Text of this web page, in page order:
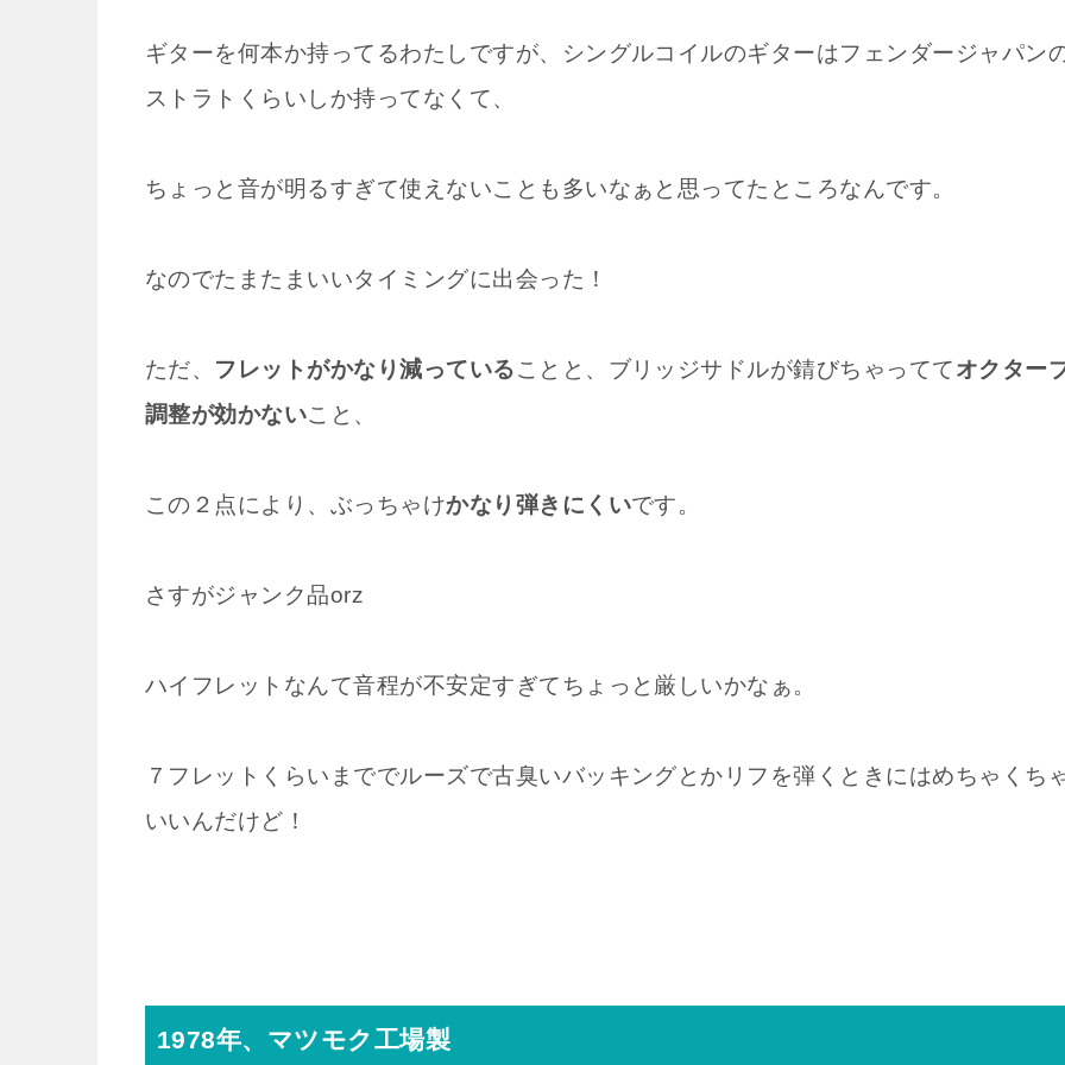
ギターを何本か持ってるわたしですが、シングルコイルのギターはフェンダージャパン
ストラトくらいしか持ってなくて、
ちょっと音が明るすぎて使えないことも多いなぁと思ってたところなんです。
なのでたまたまいいタイミングに出会った！
ただ、 フレットがかなり減っていることと、ブリッジサドルが錆びちゃっててオクター
調整が効かないこと、
この２点により、ぶっちゃけかなり弾きにくいです。
さすがジャンク品orz
ハイフレットなんて音程が不安定すぎてちょっと厳しいかなぁ。
７フレットくらいまででルーズで古臭いバッキングとかリフを弾くときにはめちゃくち
いいんだけど！
1978年、マツモク工場製